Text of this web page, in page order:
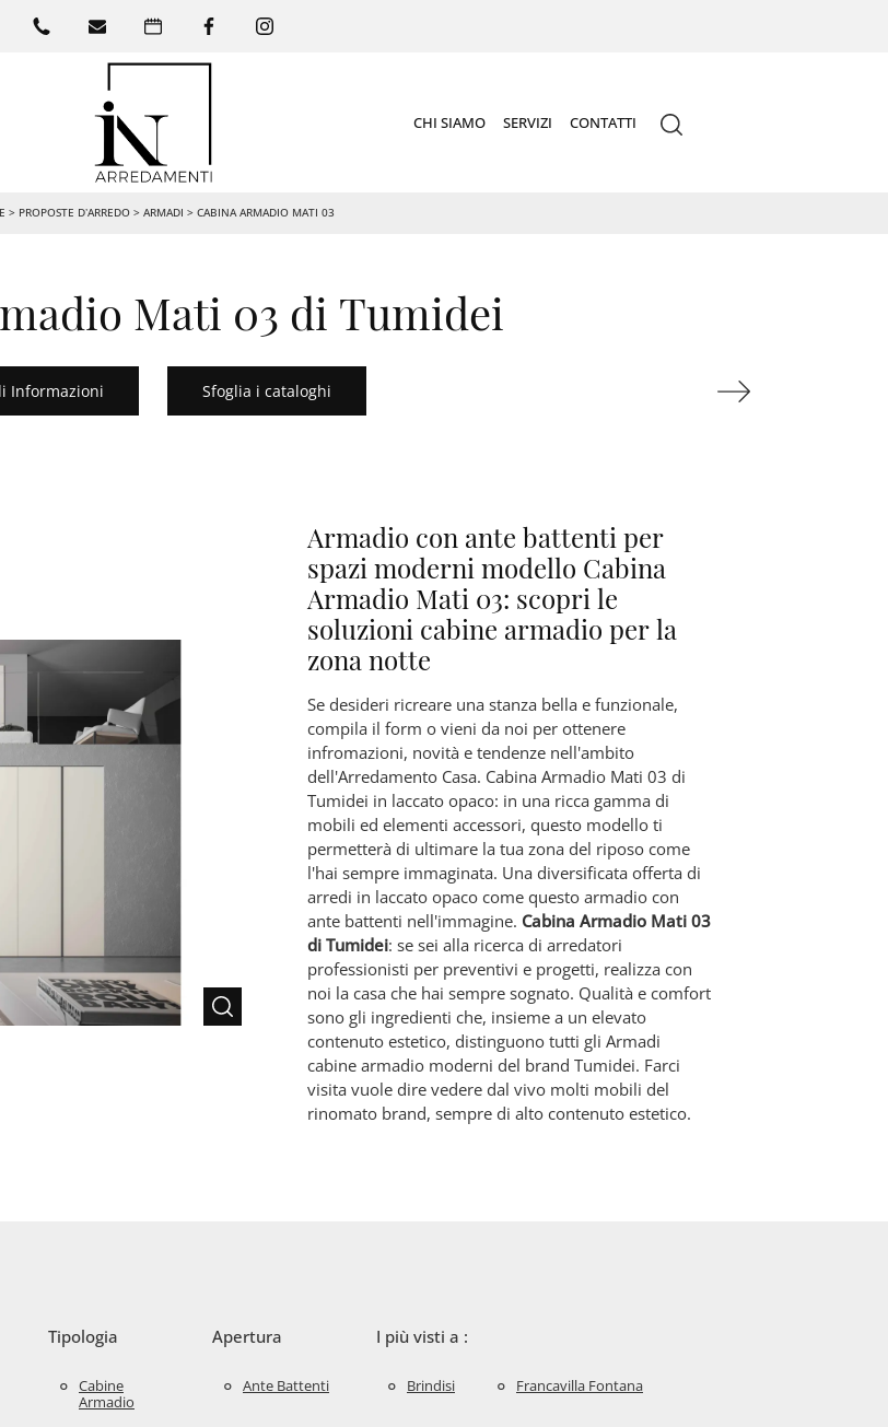
CHI SIAMO SERVIZI CONTATTI
> PROPOSTE D’ARREDO> ARMADI > CABINA ARMADIO MATI 03
Mati 03 di Tumidei
Informazioni Sfoglia i cataloghi
Armadio con ante battenti per
spazi moderni modello Cabina
Armadio Mati 03: scopri le
soluzioni cabine armadio per la
zona notte
Se desideri ricreare una stanza bella e funzionale,
compila il form o vieni da noi per ottenere
infromazioni, novità e tendenze nell'ambito
dell'Arredamento Casa. Cabina Armadio Mati 03 di
Tumidei in laccato opaco: in una ricca gamma di
mobili ed elementi accessori, questo modello ti
permetterà di ultimare la tua zona del riposo come
l'hai sempre immaginata. Una diversificata offerta di
arredi in laccato opaco come questo armadio con
ante battenti nell'immagine. Cabina Armadio Mati 03
di Tumidei: se sei alla ricerca di arredatori
professionisti per preventivi e progetti, realizza con
noi la casa che hai sempre sognato. Qualità e comfort
sono gli ingredienti che, insieme a un elevato
contenuto estetico, distinguono tutti gli Armadi
cabine armadio moderni del brand Tumidei. Farci
visita vuole dire vedere dal vivo molti mobili del
rinomato brand, sempre di alto contenuto estetico.
Tipologia
Cabine
Armadio
Apertura
Ante Battenti
I più visti a :
Brindisi Francavilla Fontana